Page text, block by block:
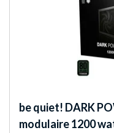
be quiet! DARK
modulaire 1200